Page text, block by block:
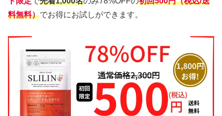
料無料）でお得にお試しができます。